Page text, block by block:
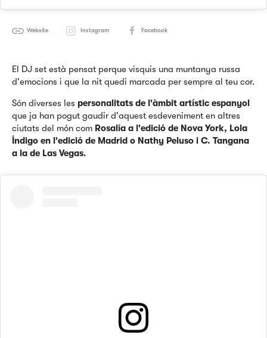
Website Instagram Facebook
El DJ set està pensat perque visquis una muntanya russa
d'emocions i que la nit quedi marcada per sempre al teu cor.
Són diverses les personalitats de l'àmbit artístic espanyol
que ja han pogut gaudir d'aquest esdeveniment en altres
ciutats del món com Rosalía a l'edició de Nova York, Lola
Índigo en l'edició de Madrid o Nathy Peluso i C. Tangana
a la de Las Vegas.